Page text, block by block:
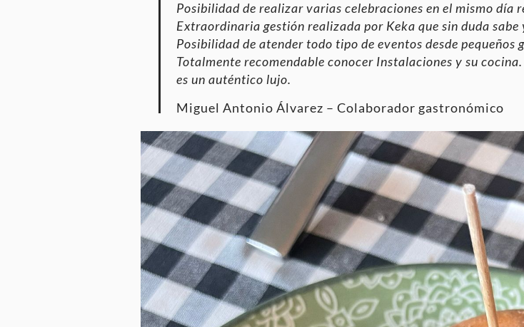
Posibilidad de realizar varias celebraciones en el mismo día
Extraordinaria gestión realizada por Keka que sin duda
Posibilidad de atender todo tipo de eventos desde
Totalmente recomendable conocer Instalaciones y su
es un auténtico lujo.
Miguel Antonio Álvarez – Colaborador gastronómico